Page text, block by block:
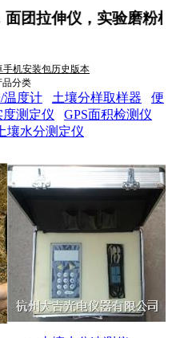
面团拉伸仪，实验磨粉
机安装包历史版本
品分类
温度计 土壤分样取样器
便
度测定仪
GPS面积检测仪
壤水分测定仪